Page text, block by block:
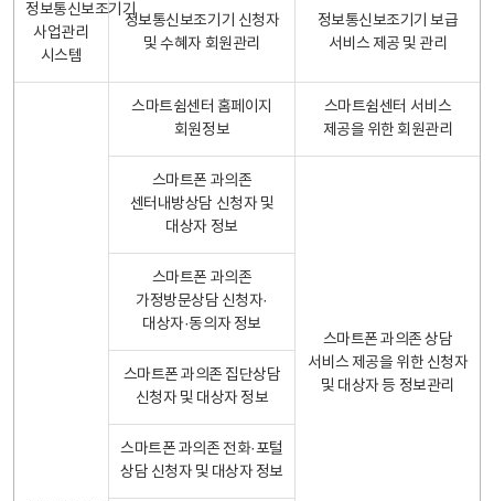
정보통신보조기기
사업관리
시스템
정보통신보조기기 신청자
및 수혜자 회원관리
정보통신보조기기 보급
서비스 제공 및 관리
스마트쉼센터 홈페이지
회원정보
스마트쉼센터 서비스
제공을 위한 회원관리
스마트폰 과의존
센터내방상담 신청자 및
대상자 정보
스마트폰 과의존 상담
서비스 제공을 위한 신청자
및 대상자 등 정보관리
스마트폰 과의존
가정방문상담 신청자·
대상자·동의자 정보
스마트폰 과의존 집단상담
신청자 및 대상자 정보
스마트폰 과의존 전화·포털
상담 신청자 및 대상자 정보